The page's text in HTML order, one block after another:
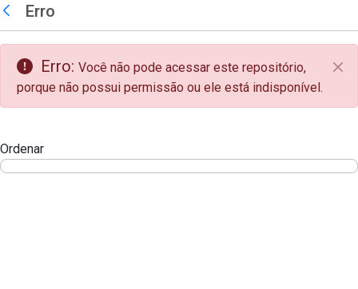
Pular para o Conteúdo principal
teste descricao
Voltar
Erro
Erro: Você não pode acessar este repositório,
porque não possui permissão ou ele está indisponível.
Ordenar